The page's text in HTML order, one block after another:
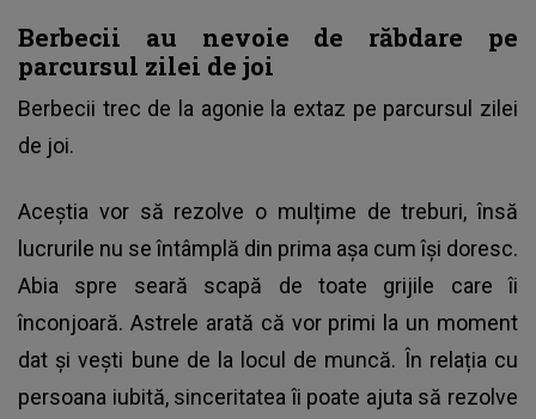
Berbecii au nevoie de răbdare pe
parcursul zilei de joi
Berbecii trec de la agonie la extaz pe parcursul zilei
de joi.
Aceștia vor să rezolve o mulțime de treburi, însă
lucrurile nu se întâmplă din prima așa cum își doresc.
Abia spre seară scapă de toate grijile care îi
înconjoară. Astrele arată că vor primi la un moment
dat și vești bune de la locul de muncă. În relația cu
persoana iubită, sinceritatea îi poate ajuta să rezolve